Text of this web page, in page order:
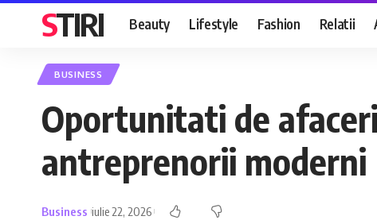
STIRI Beauty Lifestyle Fashion Relatii
BUSINESS
Oportunitati de
antreprenorii moderni
Business iulie 22, 2026